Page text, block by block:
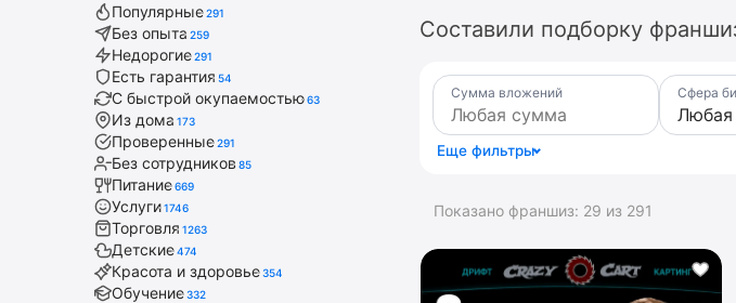
Популярные291
Без опыта 259
Недорогие291
Есть гарантия 54
С быстрой окупаемостью63
Из дома 173
Проверенные291
Без сотрудников 85
Питание669
Услуги1746
Торговля 1263
Детские474
Красота и здоровье354
Обучение332
Составили подборку
Сумма вложений Сфера
Еще фильтры
Показано франшиз: 29 из 291